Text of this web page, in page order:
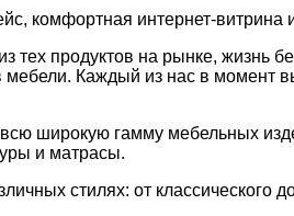
комфортная интернет-
тех продуктов на рынке, жизнь
Каждый из нас в момент
широкую гамму мебельных
и матрасы.
стилях: от классического